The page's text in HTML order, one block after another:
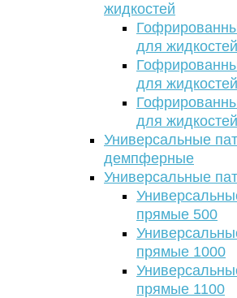
жидкостей
для жидкостей
для жидкостей
для жидкостей
Универсальные
демпферные
Универсальные
прямые 500
прямые 1000
прямые 1100